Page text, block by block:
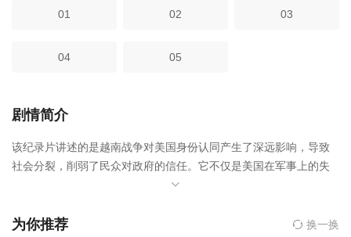
01 02 03
04 05
剧情简介
该纪录片讲述的是越南战争对美国身份认同产生了深远影响，导致
社会分裂，削弱了民众对政府的信任。它不仅是美国在军事上的失
败，还改变了美国的政治和文化。，转折点: 越南战争是由布莱恩·
驰影院，星辰影院，星空影院，西瓜影院，抖音短剧视频等40集全
为你推荐 换一换